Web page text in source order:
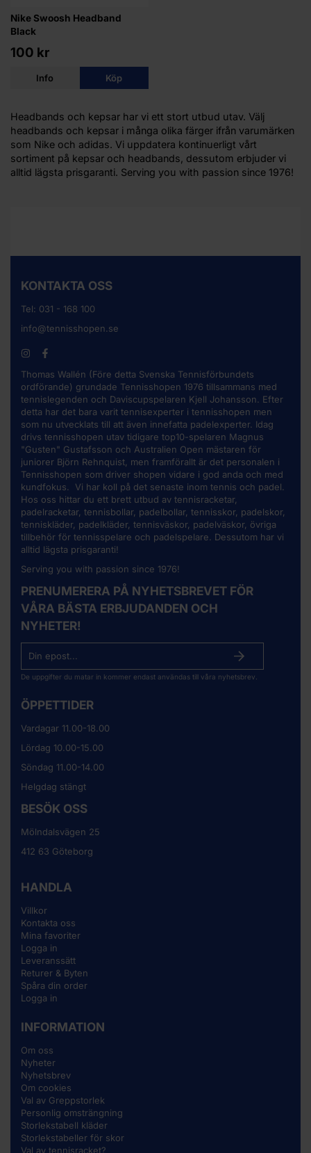
Nike Swoosh Headband
Black
100 kr
Info Köp
Headbands och kepsar har vi ett stort utbud utav. Välj
headbands och kepsar i många olika färger ifrån varumärken
som Nike och adidas. Vi uppdatera kontinuerligt vårt
sortiment på kepsar och headbands, dessutom erbjuder vi
alltid lägsta prisgaranti. Serving you with passion since 1976!
KONTAKTA OSS
Tel: 031 - 168 100
info@tennisshopen.se
Thomas Wallén (Före detta Svenska Tennisförbundets
ordförande) grundade Tennisshopen 1976 tillsammans med
tennislegenden och Daviscupspelaren Kjell Johansson. Efter
detta har det bara varit tennisexperter i tennisshopen men
som nu utvecklats till att även innefatta padelexperter. Idag
drivs tennisshopen utav tidigare top10-spelaren Magnus
"Gusten" Gustafsson och Australien Open mästaren för
juniorer Björn Rehnquist, men framförallt är det personalen i
Tennisshopen som driver shopen vidare i god anda och med
kundfokus. Vi har koll på det senaste inom tennis och padel.
Hos oss hittar du ett brett utbud av tennisracketar,
padelracketar, tennisbollar, padelbollar, tennisskor, padelskor,
tenniskläder, padelkläder, tennisväskor, padelväskor, övriga
tillbehör för tennisspelare och padelspelare. Dessutom har vi
alltid lägsta prisgaranti!
Serving you with passion since 1976!
PRENUMERERA PÅ NYHETSBREVET FÖR
VÅRA BÄSTA ERBJUDANDEN OCH
NYHETER!
De uppgifter du matar in kommer endast användas till våra nyhetsbrev.
ÖPPETTIDER
Vardagar 11.00-18.00
Lördag 10.00-15.00
Söndag 11.00-14.00
Helgdag stängt
BESÖK OSS
Mölndalsvägen 25
412 63 Göteborg
HANDLA
Villkor
Kontakta oss
Mina favoriter
Logga in
Leveranssätt
Returer & Byten
Spåra din order
Logga in
INFORMATION
Om oss
Nyheter
Nyhetsbrev
Om cookies
Val av Greppstorlek
Personlig omsträngning
Storlekstabell kläder
Storlekstabeller för skor
Val av tennisracket?